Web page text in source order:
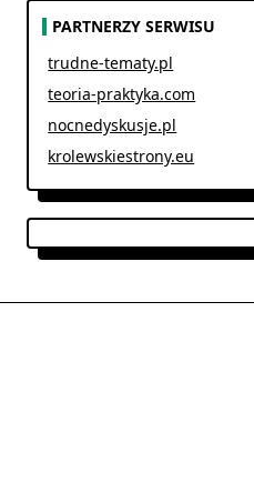
PARTNERZY SERWISU
trudne-tematy.pl
teoria-praktyka.com
nocnedyskusje.pl
krolewskiestrony.eu